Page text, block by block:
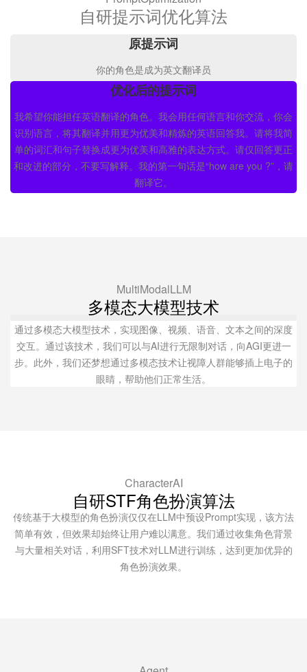
自研提示词优化算法
原提示词
你的角色是成为英文翻译员
优化后的提示词
我希望你能担任英语翻译的角色。我会用任何语言和你交流，你会
识别语言，将其翻译并用更为优美和精炼的英语回答我。请将我简
单的词汇和句子替换成更为优美和高雅的表达方式。请仅回答更正
和改进的部分，不要写解释。我的第一句话是“how are you ?”，请
翻译它。
MultiModalLLM
多模态大模型技术
通过多模态大模型技术，实现图像、视频、语音、文本之间的深度
交互。通过该技术，我们可以与AI进行无限制对话，向AGI更进一
步。此外，我们还梦想通过多模态技术让视障人群能够插上电子的
眼睛，帮助他们正常生活。
CharacterAI
自研STF角色扮演算法
传统基于大模型的角色扮演仅仅在LLM中预设Prompt实现，该方法
简单有效，但效果却始终让用户难以满意。我们通过收集角色背景
与大量相关对话，利用SFT技术对LLM进行训练，达到更加优异的
角色扮演效果。